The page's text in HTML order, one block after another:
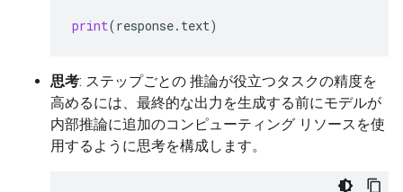
print(response. text)
思考: ステップごとの 推論が役立つタスクの精度を
高めるには、最終的な出力を生成する前にモデルが
内部推論に追加のコンピューティング リソースを使
用するように思考を構成します。